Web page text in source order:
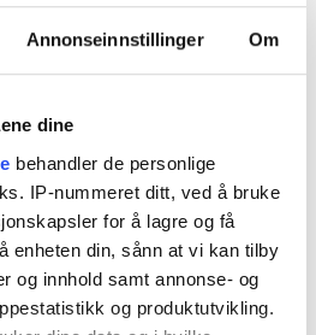
Annonseinnstillinger Om
dine
behandler de personlige
IP-nummeret ditt, ved å bruke
for å lagre og få
enheten din, sånn at vi kan tilby
og innhold samt annonse- og
og produktutvikling.
Region Indre Øst